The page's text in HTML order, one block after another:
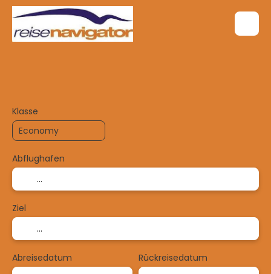
Klasse
Abflughafen
Ziel
Abreisedatum Rückreisedatum